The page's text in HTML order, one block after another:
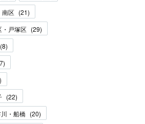
南区 (21)
・戸塚区 (29)
(8)
)
)
(22)
・船橋 (20)